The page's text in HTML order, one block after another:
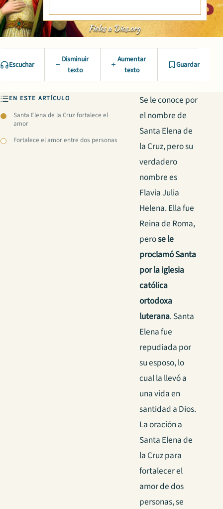
Escuchar
Disminuir
texto
Aumentar
texto
Guardar
EN ESTE ARTÍCULO
Santa Elena de la Cruz fortalece el
amor
Fortalece el amor entre dos personas
Se le conoce por
el nombre de
Santa Elena de
la Cruz, pero su
verdadero
nombre es
Flavia Julia
Helena. Ella fue
Reina de Roma,
perose le
proclamó Santa
por la iglesia
católica
ortodoxa
luterana. Santa
Elena fue
repudiada por
su esposo, lo
cual la llevó a
una vida en
santidad a Dios.
La oración a
Santa Elena de
la Cruz para
fortalecer el
amor de dos
personas, se